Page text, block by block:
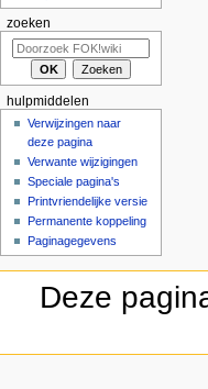
zoeken
hulpmiddelen
Verwijzingen naar
deze pagina
Verwante wijzigingen
Speciale pagina's
Printvriendelijke versie
Permanente koppeling
Paginagegevens
Deze